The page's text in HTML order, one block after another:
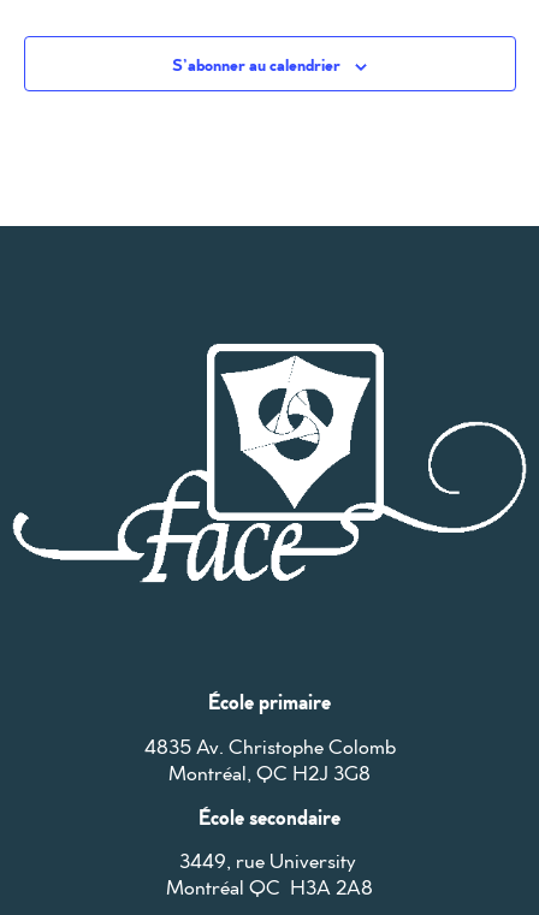
S’abonner au calendrier
École primaire
4835 Av. Christophe Colomb
Montréal, QC H2J 3G8
École secondaire
3449, rue University
Montréal QC H3A 2A8